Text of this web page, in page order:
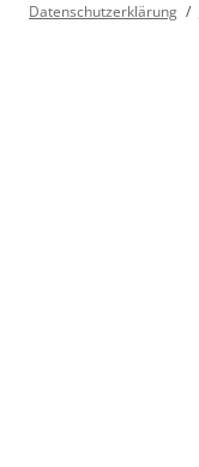
Datenschutzerklärung